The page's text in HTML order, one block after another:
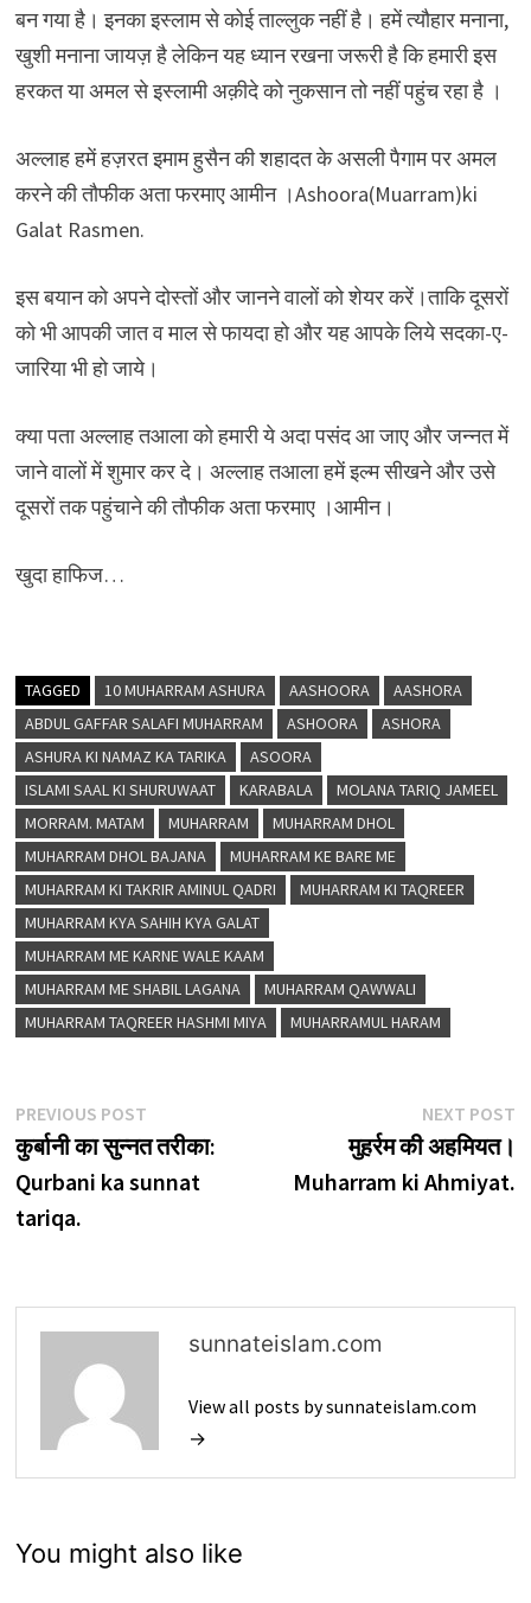
बन गया है। इनका इस्लाम से कोई ताल्लुक नहीं है। हमें त्यौहार मनाना,
खुशी मनाना जायज़ है लेकिन यह ध्यान रखना जरूरी है कि हमारी इस
हरकत या अमल से इस्लामी अक़ीदे को नुकसान तो नहीं पहुंच रहा है ।
अल्लाह हमें हज़रत इमाम हुसैन की शहादत के असली पैगाम पर अमल
करने की तौफीक अता फरमाए आमीन ।Ashoora(Muarram)ki
Galat Rasmen.
इस बयान को अपने दोस्तों और जानने वालों को शेयर करें।ताकि दूसरों
को भी आपकी जात व माल से फायदा हो और यह आपके लिये सदका-ए-
जारिया भी हो जाये।
क्या पता अल्लाह तआला को हमारी ये अदा पसंद आ जाए और जन्नत में
जाने वालों में शुमार कर दे। अल्लाह तआला हमें इल्म सीखने और उसे
दूसरों तक पहुंचाने की तौफीक अता फरमाए ।आमीन।
खुदा हाफिज…
TAGGED 10 MUHARRAM ASHURA AASHOORA
AASHORA
ABDUL GAFFAR SALAFI MUHARRAM
ASHOORA
ASHORA
ASHURA KI NAMAZ KA TARIKA
ASOORA
ISLAMI SAAL KI SHURUWAAT
KARABALA
MOLANA TARIQ JAMEEL
MORRAM. MATAM
MUHARRAM
MUHARRAM DHOL
MUHARRAM DHOL BAJANA
MUHARRAM KE BARE ME
MUHARRAM KI TAKRIR AMINUL QADRI
MUHARRAM KI TAQREER
MUHARRAM KYA SAHIH KYA GALAT
MUHARRAM ME KARNE WALE KAAM
MUHARRAM ME SHABIL LAGANA
MUHARRAM QAWWALI
MUHARRAM TAQREER HASHMI MIYA
MUHARRAMUL HARAM
Post
navigation
PREVIOUS POSTPrevious
post:
कुर्बानी का सुन्नत तरीका:
Qurbani ka sunnat
tariqa.
NEXT POST
मुहर्रम की अहमियत।
Muharram ki Ahmiyat.
sunnateislam.com
View all posts by sunnateislam.com
→
You might also like